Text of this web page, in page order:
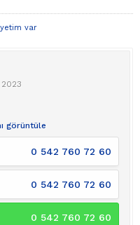
var
görüntüle
0 542 760 72 60
0 542 760 72 60
0 542 760 72 60